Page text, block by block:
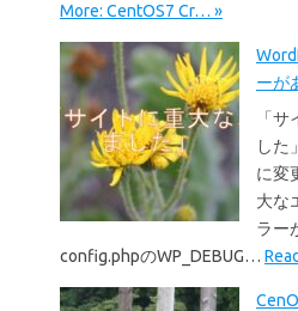
More: CentOS7 Cr… »
ーが
「
した
に変
大な
ラー
config.phpのWP_DEBUG…